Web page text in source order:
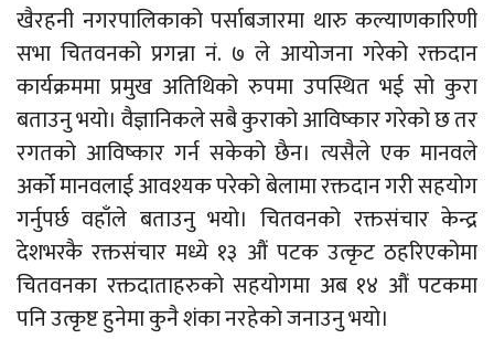
खैरहनी नगरपालिकाको पर्साबजारमा थारु कल्याणकारिणी
सभा चितवनको प्रगन्ना नं. ७ ले आयोजना गरेको रक्तदान
कार्यक्रममा प्रमुख अतिथिको रुपमा उपस्थित भई सो कुरा
बताउनु भयो। वैज्ञानिकले सबै कुराको आविष्कार गरेको छ तर
रगतको आविष्कार गर्न सकेको छैन। त्यसैले एक मानवले
अर्को मानवलाई आवश्यक परेको बेलामा रक्तदान गरी सहयोग
गर्नुपर्छ वहाँले बताउनु भयो। चितवनको रक्तसंचार केन्द्र
देशभरकै रक्तसंचार मध्ये १३ औं पटक उत्कृट ठहरिएकोमा
चितवनका रक्तदाताहरुको सहयोगमा अब १४ औं पटकमा
पनि उत्कृष्ट हुनेमा कुनै शंका नरहेको जनाउनु भयो।